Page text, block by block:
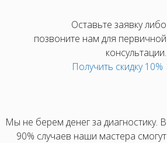
Оставьте заявку либо
позвоните нам для первичной
консультации.
Получить скидку 10%
Мы не берем денег за диагностику. В
90% случаев наши мастера смогут